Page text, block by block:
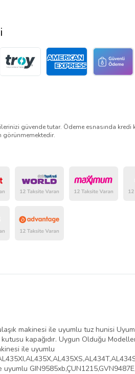
güvende tutar. Ödeme esnasında kredi
görünmemektedir.
makinesi ile uyumlu tuz hunisi
kapağıdır. Uygun Olduğu
ile uyumlu